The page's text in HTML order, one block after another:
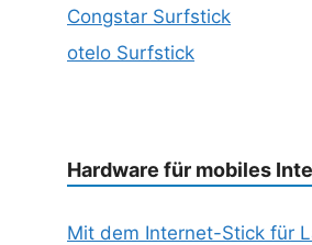
Congstar Surfstick
otelo Surfstick
Hardware für mobiles
Mit dem Internet-Stick für